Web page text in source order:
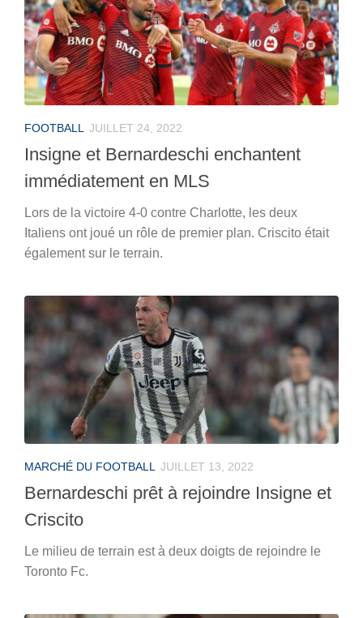
FOOTBALL JUILLET 24, 2022
Insigne et Bernardeschi enchantent
immédiatement en MLS
Lors de la victoire 4-0 contre Charlotte, les deux
Italiens ont joué un rôle de premier plan. Criscito était
également sur le terrain.
MARCHÉ DU FOOTBALL JUILLET 13, 2022
Bernardeschi prêt à rejoindre Insigne et
Criscito
Le milieu de terrain est à deux doigts de rejoindre le
Toronto Fc.